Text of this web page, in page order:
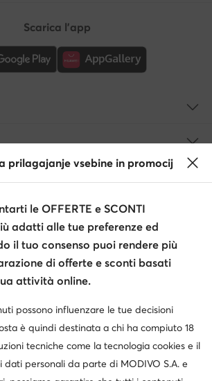
Cambia paese: Italia (IT)
Scarica l'app
prilagajanje vsebine in promocij
le OFFERTE e SCONTI
adatti alle tue preferenze ed
il tuo consenso puoi rendere più
di offerte e sconti basati
attività online.
possono influenzare le tue decisioni
è quindi destinata a chi ha compiuto 18
tecniche come la tecnologia cookies e il
personali da parte di MODIVO S.A. e